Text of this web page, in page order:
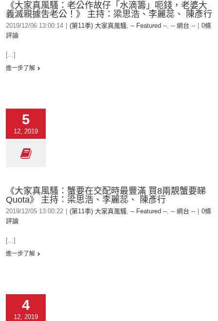
《大家真風騷：老公作故仔「水滴籌」呃錢，老婆大
義滅親據吿老公！》 主持：梁思浩、李麗蕊、 陳彥行
2019/12/06 13:00:14 (第11季) 大家真風騷, -- Featured --, -- 網台 --
0條
評論
[...]
進一步了解
5
12, 2019
《大家真風騷：蟹要在交配時最豐滿 買8兩靚蟹要睇
Quota》 主持：梁思浩、李麗蕊、 陳彥行
2019/12/05 13:00:22 (第11季) 大家真風騷, -- Featured --, -- 網台 --
0條
評論
[...]
進一步了解
4
12, 2019